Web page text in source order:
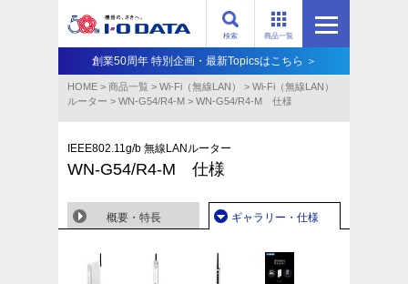
商品一覧
検索
創業50周年 特別企画・最新Topicsはこちら ＞
HOME > 商品一覧 > Wi-Fi（無線LAN） > Wi-Fi（無線LAN）
ルーター > WN-G54/R4-M > WN-G54/R4-M 仕様
IEEE802.11g/b 無線LANルーター
WN-G54/R4-M 仕様
概要・特長 ギャラリー・仕様